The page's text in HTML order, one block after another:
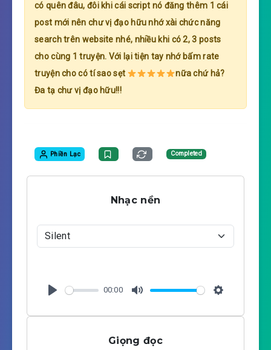
có quên đâu, đôi khi cái script nó đăng thêm 1 cái
post mới nên chư vị đạo hữu nhớ xài chức năng
search trên website nhé, nhiều khi có 2, 3 posts
cho cùng 1 truyện. Với lại tiện tay nhớ bấm rate
truyện cho có tí sao sẹt
nữa chứ hả?
Đa tạ chư vị đạo hữu!!!
Phiền Lạc Completed
Nhạc nền
l
00:00
u
e
e
Giọng đọc